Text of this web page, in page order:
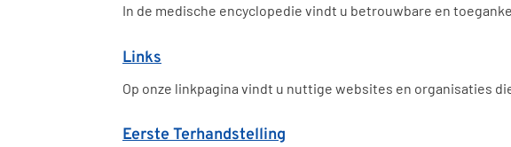
In de medische encyclopedie vindt u betrouwbare en
Links
Op onze linkpagina vindt u nuttige websites en organisaties
Eerste Terhandstelling